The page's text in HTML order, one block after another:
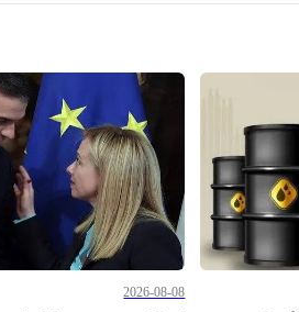
2026-08-08